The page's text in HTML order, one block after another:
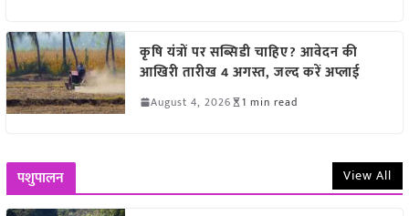
कृषि यंत्रों पर सब्सिडी चाहिए? आवेदन की
आखिरी तारीख 4 अगस्त, जल्द करें अप्लाई
August 4, 2026 1 min read
पशुपालन View All